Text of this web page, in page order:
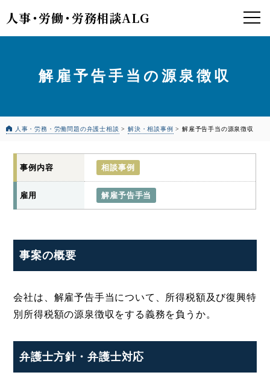
人事・労働・労務相談ALG
解雇予告手当の源泉徴収
人事・労務・労働問題の弁護士相談 >解決・相談事例 >解雇予告手当の源泉徴収
事例内容 相談事例
雇用 解雇予告手当
事案の概要
会社は、解雇予告手当について、所得税額及び復興特
別所得税額の源泉徴収をする義務を負うか。
弁護士方針・弁護士対応